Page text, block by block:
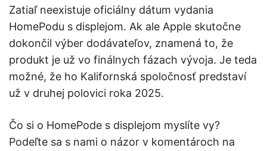
Zatiaľ neexistuje oficiálny dátum vydania
HomePodu s displejom. Ak ale Apple skutočne
dokončil výber dodávateľov, znamená to, že
produkt je už vo finálnych fázach vývoja. Je teda
možné, že ho Kalifornská spoločnosť predstaví
už v druhej polovici roka 2025.
Čo si o HomePode s displejom myslíte vy?
Podeľte sa s nami o názor v komentároch na